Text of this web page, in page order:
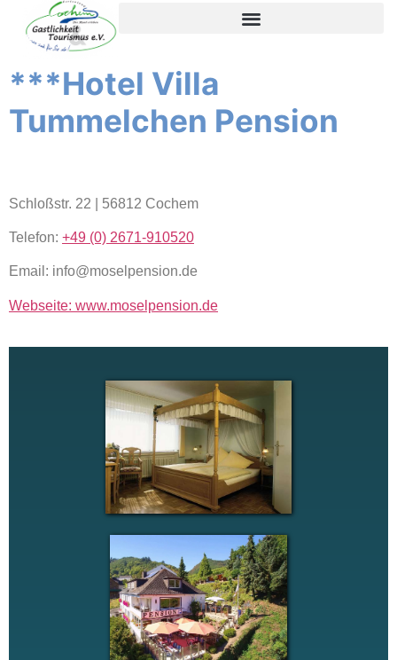
inhoud
***Hotel Villa
Tummelchen Pension
Schloßstr. 22 | 56812 Cochem
Telefon: +49 (0) 2671-910520
Email: info@moselpension.de
Webseite: www.moselpension.de